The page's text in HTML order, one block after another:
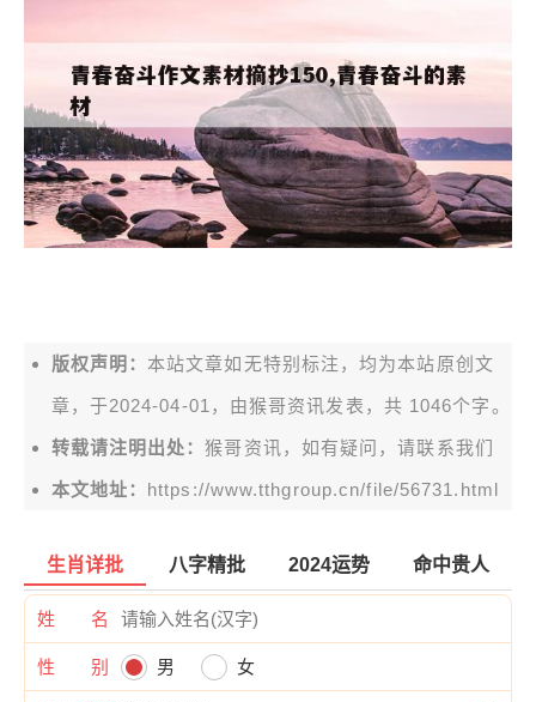
版权声明： 本站文章如无特别标注，均为本站原创文
章，于2024-04-01，由猴哥资讯 发表，共 1046个字。
转载请注明出处：猴哥资讯，如有疑问，请联系我们
本文地址： https://www.tthgroup.cn/file/56731.html
生肖详批 八字精批 2024运势 命中贵人
姓 名
性 别 男 女